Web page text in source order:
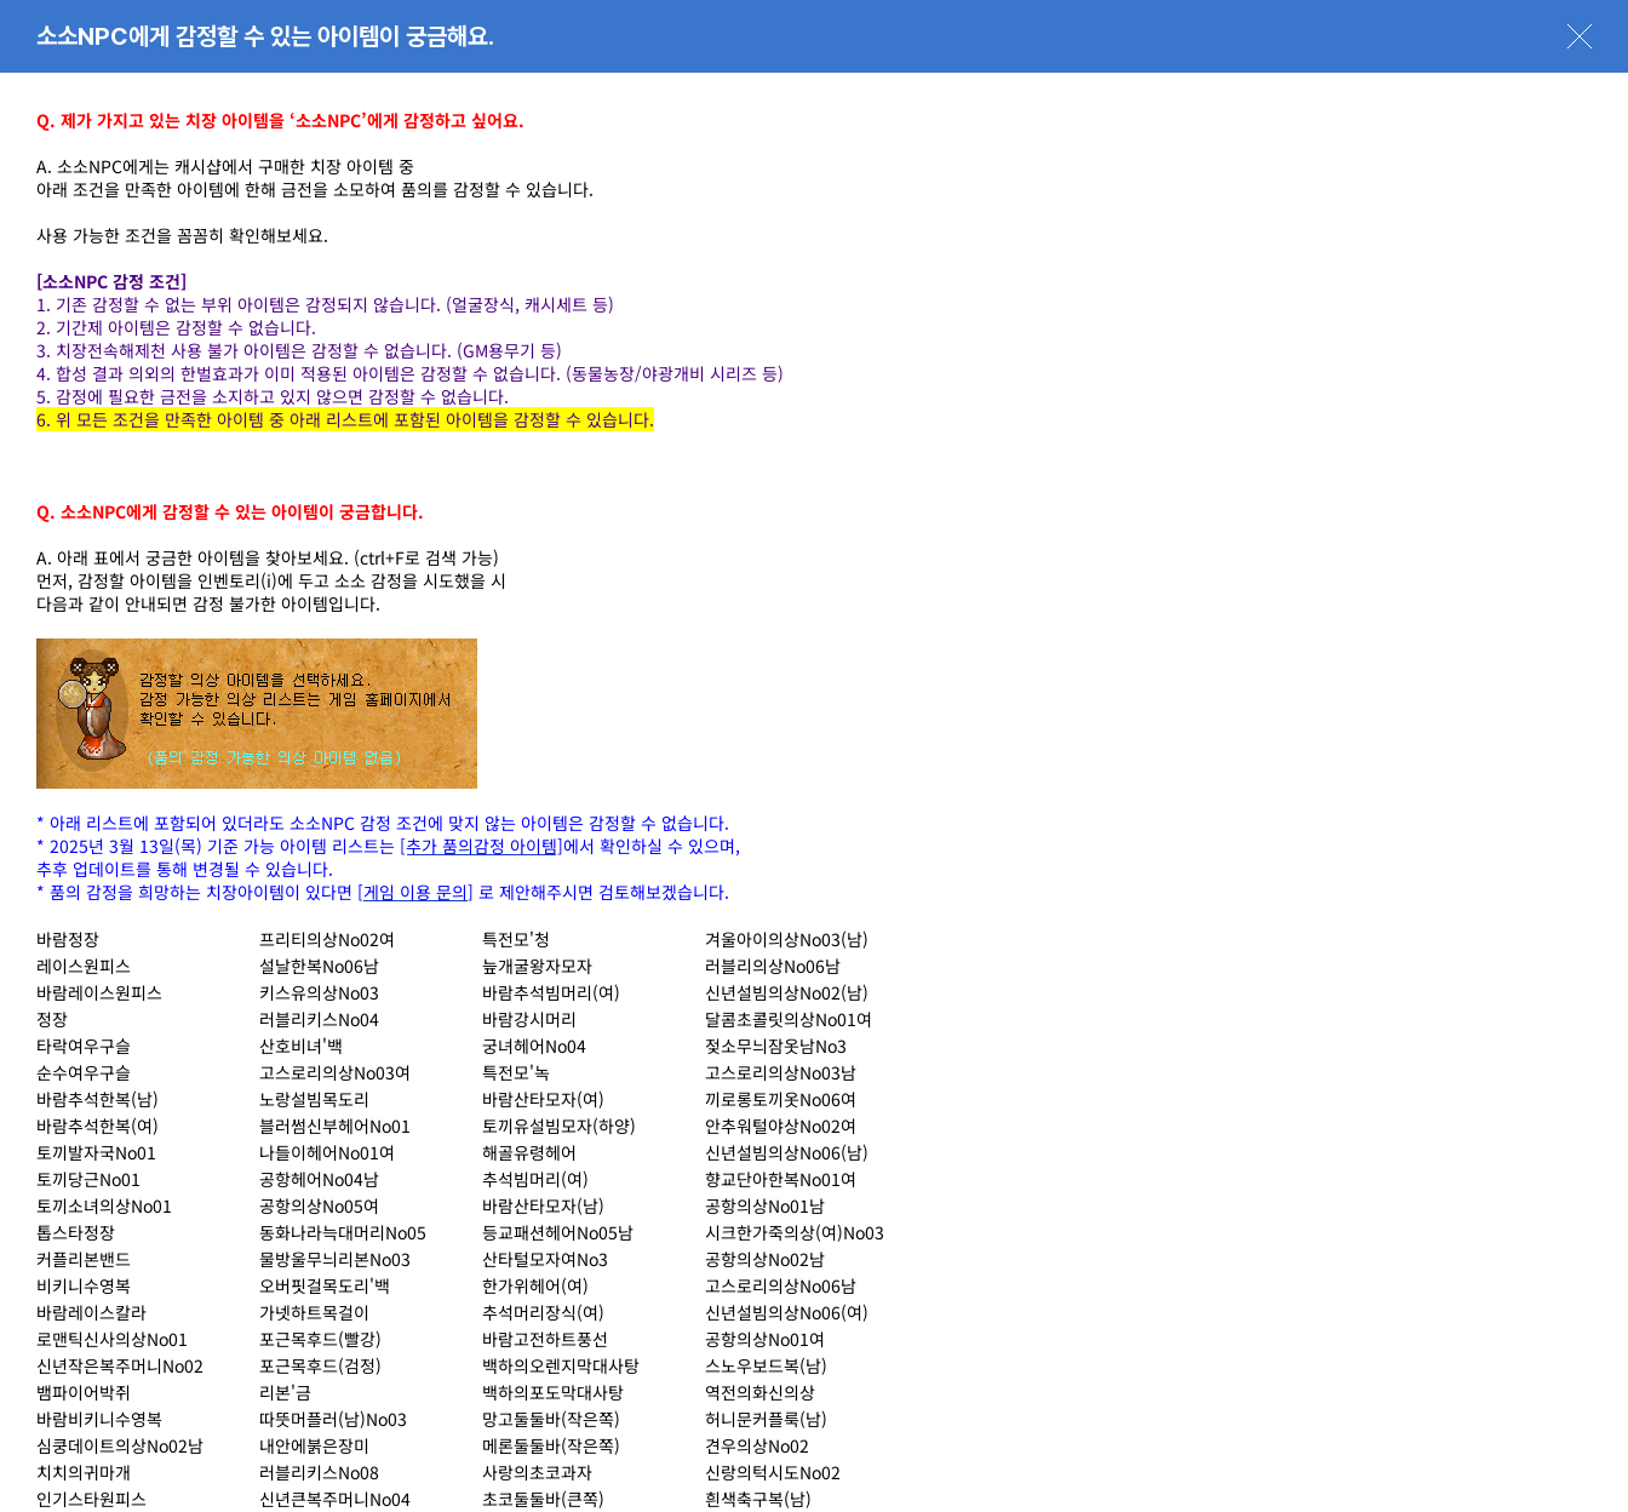
소소NPC에게 감정할 수 있는 아이템이 궁금해요.
Q. 제가 가지고 있는 치장 아이템을 ‘소소NPC’에게 감정하고 싶어요.
A. 소소NPC에게는 캐시샵에서 구매한 치장 아이템 중
아래 조건을 만족한 아이템에 한해 금전을 소모하여 품의를 감정할 수 있습니다.
사용 가능한 조건을 꼼꼼히 확인해보세요.
[소소NPC 감정 조건]
1. 기존 감정할 수 없는 부위 아이템은 감정되지 않습니다. (얼굴장식, 캐시세트 등)
2. 기간제 아이템은 감정할 수 없습니다.
3. 치장전속해제천 사용 불가 아이템은 감정할 수 없습니다. (GM용무기 등)
4. 합성 결과 의외의 한벌효과가 이미 적용된 아이템은 감정할 수 없습니다. (동물농장/야광개비 시리즈 등)
5. 감정에 필요한 금전을 소지하고 있지 않으면 감정할 수 없습니다.
6. 위 모든 조건을 만족한 아이템 중 아래 리스트에 포함된 아이템을 감정할 수 있습니다.
Q. 소소NPC에게 감정할 수 있는 아이템이 궁금합니다.
A. 아래 표에서 궁금한 아이템을 찾아보세요. (ctrl+F로 검색 가능)
먼저, 감정할 아이템을 인벤토리(i)에 두고 소소 감정을 시도했을 시
다음과 같이 안내되면 감정 불가한 아이템입니다.
* 아래 리스트에 포함되어 있더라도 소소NPC 감정 조건에 맞지 않는 아이템은 감정할 수 없습니다.
* 2025년 3월 13일(목) 기준 가능 아이템 리스트는 [추가 품의감정 아이템]에서 확인하실 수 있으며,
추후 업데이트를 통해 변경될 수 있습니다.
* 품의 감정을 희망하는 치장아이템이 있다면 [게임 이용 문의] 로 제안해주시면 검토해보겠습니다.
바람정장
프리티의상No02여 특전모'청
겨울아이의상No03(남)
레이스원피스
설날한복No06남 늪개굴왕자모자
러블리의상No06남
바람레이스원피스
키스유의상No03 바람추석빔머리(여)
신년설빔의상No02(남)
정장
러블리키스No04 바람강시머리
달콤초콜릿의상No01여
타락여우구슬
산호비녀'백 궁녀헤어No04
젖소무늬잠옷남No3
순수여우구슬
고스로리의상No03여 특전모'녹
고스로리의상No03남
바람추석한복(남)
노랑설빔목도리 바람산타모자(여)
끼로롱토끼옷No06여
바람추석한복(여)
블러썸신부헤어No01 토끼유설빔모자(하양)
안추워털야상No02여
토끼발자국No01
나들이헤어No01여 해골유령헤어
신년설빔의상No06(남)
토끼당근No01
공항헤어No04남 추석빔머리(여)
향교단아한복No01여
토끼소녀의상No01
공항의상No05여 바람산타모자(남)
공항의상No01남
톱스타정장
동화나라늑대머리No05 등교패션헤어No05남
시크한가죽의상(여)No03
커플리본밴드
물방울무늬리본No03 산타털모자여No3
공항의상No02남
비키니수영복
오버핏걸목도리'백 한가위헤어(여)
고스로리의상No06남
바람레이스칼라
가넷하트목걸이 추석머리장식(여)
신년설빔의상No06(여)
로맨틱신사의상No01
포근목후드(빨강) 바람고전하트풍선
공항의상No01여
신년작은복주머니No02
포근목후드(검정) 백하의오렌지막대사탕
스노우보드복(남)
뱀파이어박쥐
리본'금 백하의포도막대사탕
역전의화신의상
바람비키니수영복
따뜻머플러(남)No03 망고둘둘바(작은쪽)
허니문커플룩(남)
심쿵데이트의상No02남
내안에붉은장미 메론둘둘바(작은쪽)
견우의상No02
치치의귀마개
러블리키스No08 사랑의초코과자
신랑의턱시도No02
인기스타원피스
신년큰복주머니No04 초코둘둘바(큰쪽)
흰색축구복(남)